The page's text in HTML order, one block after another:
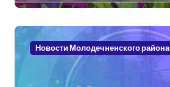
Новости Молодечненского района